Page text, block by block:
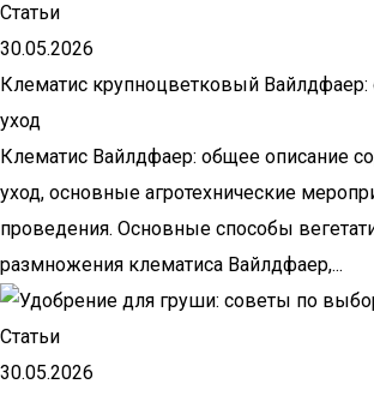
Статьи
30.05.2026
Клематис крупноцветковый Вайлдфаер:
уход
Клематис Вайлдфаер: общее описание
уход, основные агротехнические
проведения. Основные способы
размножения клематиса Вайлдфаер,...
Статьи
30.05.2026